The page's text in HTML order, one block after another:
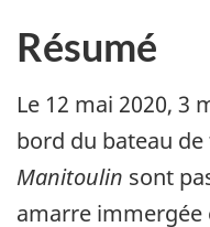
Résumé
Le 12 mai 2020, 3
bord du bateau
Manitoulin sont
amarre immergée